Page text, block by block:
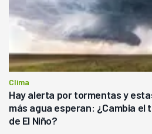
Clima
Hay alerta por tormentas y
más agua esperan: ¿Cambia el
de El Niño?